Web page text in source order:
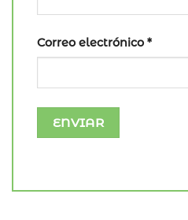
Correo electrónico *